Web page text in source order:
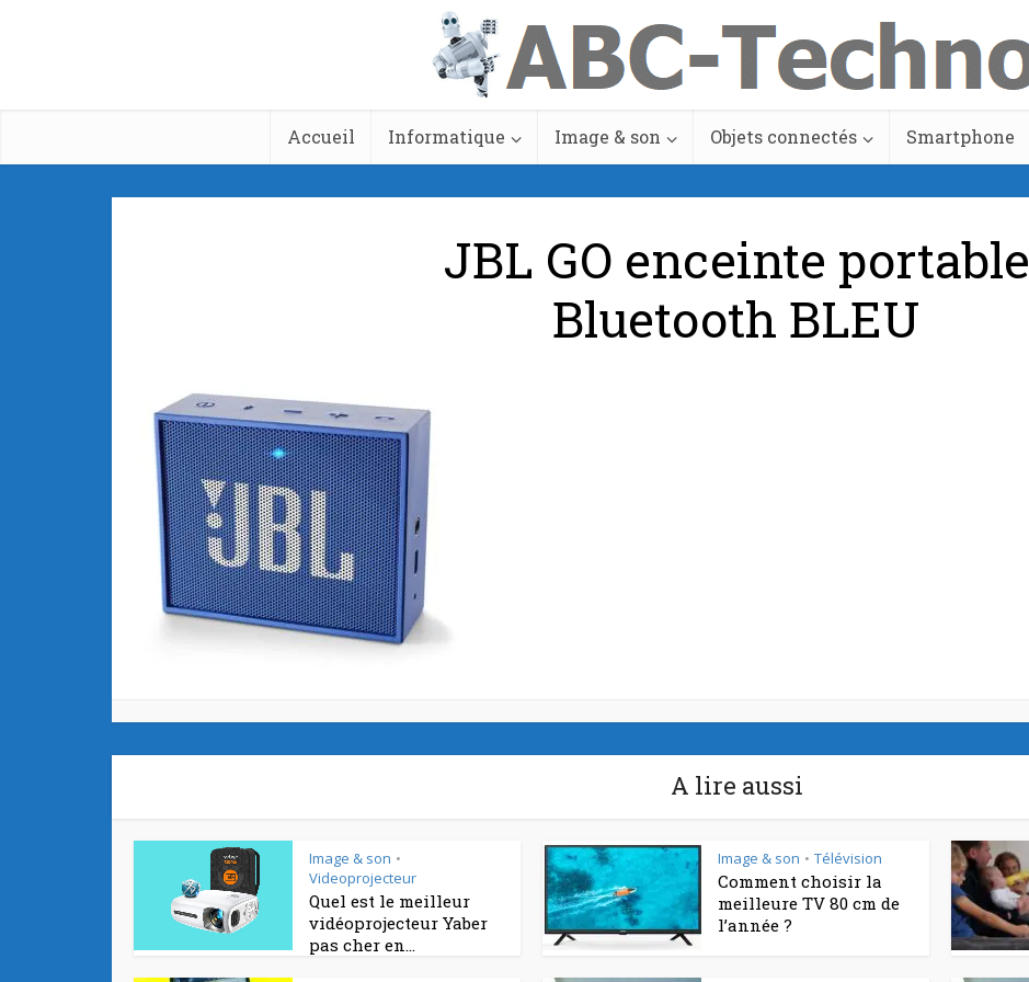
Accueil Informatique Image & son Objets connectés Smartphone
JBL GO enceinte portable
Bluetooth BLEU
A lire aussi
Image & son •
Videoprojecteur
Quel est le meilleur
vidéoprojecteur Yaber
pas cher en...
Image & son • Télévision
Comment choisir la
meilleure TV 80 cm de
l’année ?